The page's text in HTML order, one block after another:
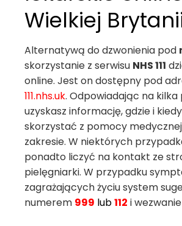
Wielkiej
Alternatywą do dzwonienia pod
skorzystanie z serwisu NHS 111
online. Jest on dostępny pod
111.nhs.uk. Odpowiadając na kilka
uzyskasz informację, gdzie i
skorzystać z pomocy
zakresie. W niektórych
ponadto liczyć na kontakt ze
pielęgniarki. W przypadku
zagrażających życiu system
numerem 999 lub112 i